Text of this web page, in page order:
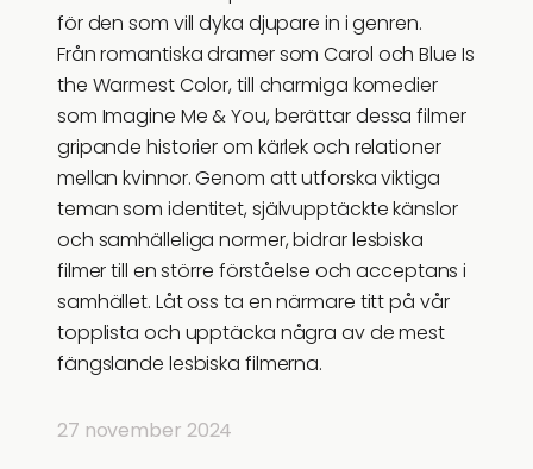
för den som vill dyka djupare in i genren.
Från romantiska dramer som Carol och Blue Is
the Warmest Color, till charmiga komedier
som Imagine Me & You, berättar dessa filmer
gripande historier om kärlek och relationer
mellan kvinnor. Genom att utforska viktiga
teman som identitet, självupptäckte känslor
och samhälleliga normer, bidrar lesbiska
filmer till en större förståelse och acceptans i
samhället. Låt oss ta en närmare titt på vår
topplista och upptäcka några av de mest
fängslande lesbiska filmerna.
27 november 2024